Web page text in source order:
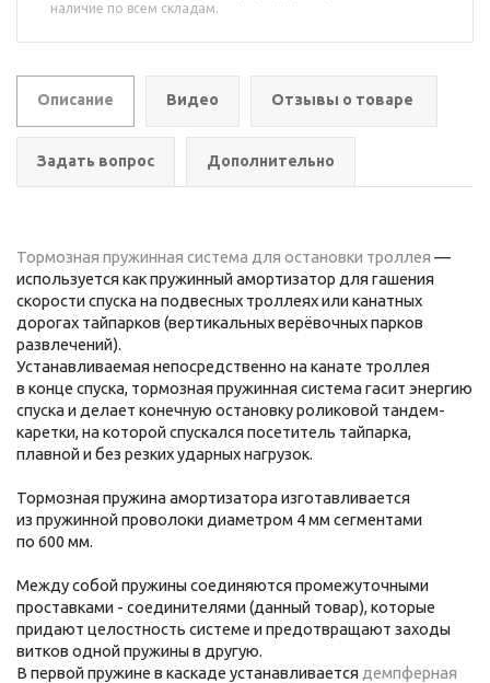
наличие по всем складам.
Описание Видео Отзывы о товаре
Задать вопрос Дополнительно
Тормозная пружинная система для остановки троллея —
используется как пружинный амортизатор для гашения
скорости спуска на подвесных троллеях или канатных
дорогах тайпарков (вертикальных верёвочных парков
развлечений).
Устанавливаемая непосредственно на канате троллея
в конце спуска, тормозная пружинная система гасит энергию
спуска и делает конечную остановку роликовой тандем-
каретки, на которой спускался посетитель тайпарка,
плавной и без резких ударных нагрузок.
Тормозная пружина амортизатора изготавливается
из пружинной проволоки диаметром 4 мм сегментами
по 600 мм.
Между собой пружины соединяются промежуточными
проставками - соединителями(данный товар), которые
придают целостность системе и предотвращают заходы
витков одной пружины в другую.
В первой пружине в каскаде устанавливается демпферная